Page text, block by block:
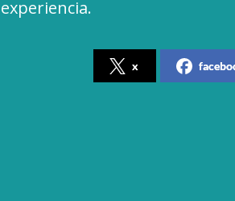
experiencia.
x